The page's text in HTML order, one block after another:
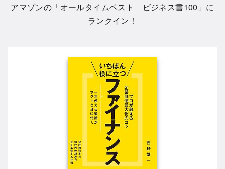
アマゾンの「オールタイムベスト ビジネス書100 」に
ランクイン！